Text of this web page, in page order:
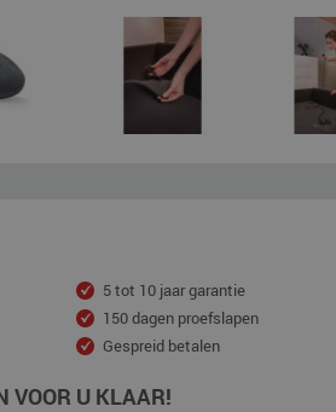
5 tot 10 jaar garantie
150 dagen proefslapen
Gespreid betalen
VOOR U KLAAR!